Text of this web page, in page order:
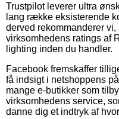
Trustpilot leverer ultra
lang række eksisterende
derved rekommanderer
virksomhedens ratings af
lighting inden du handler.
Facebook fremskaffer
få indsigt i netshoppens
mange e-butikker som
virksomhedens service,
danne dig et indtryk af